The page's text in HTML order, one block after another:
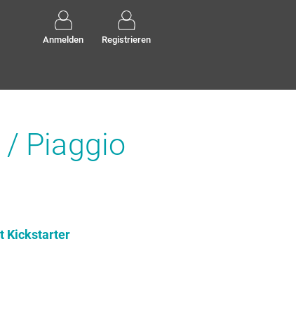
Anmelden Registrieren
/ Piaggio
Kickstarter